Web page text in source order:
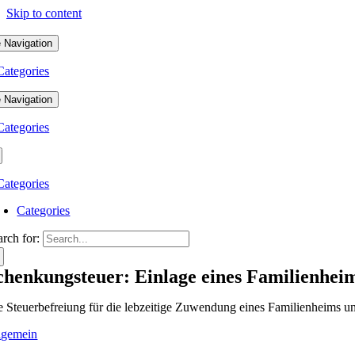
Skip to content
Navigation
Navigation
Categories
for:
Einlage eines
Steuerbefreiung für die lebzeitige Zuwendung eines Familienheims